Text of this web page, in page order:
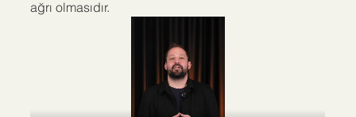
ağrı olmasıdır.